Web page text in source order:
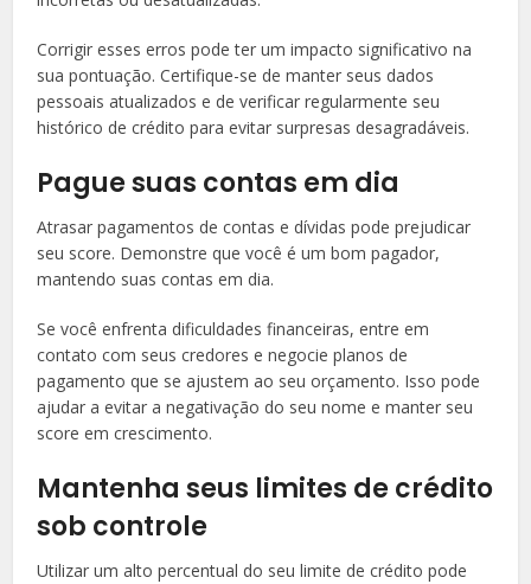
Corrigir esses erros pode ter um impacto significativo na
sua pontuação. Certifique-se de manter seus dados
pessoais atualizados e de verificar regularmente seu
histórico de crédito para evitar surpresas desagradáveis.
Pague suas contas em dia
Atrasar pagamentos de contas e dívidas pode prejudicar
seu score. Demonstre que você é um bom pagador,
mantendo suas contas em dia.
Se você enfrenta dificuldades financeiras, entre em
contato com seus credores e negocie planos de
pagamento que se ajustem ao seu orçamento. Isso pode
ajudar a evitar a negativação do seu nome e manter seu
score em crescimento.
Mantenha seus limites de crédito
sob controle
Utilizar um alto percentual do seu limite de crédito pode